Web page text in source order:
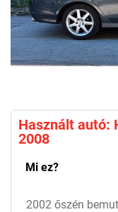
Használt autó:
2008
Mi ez?
2002 őszén